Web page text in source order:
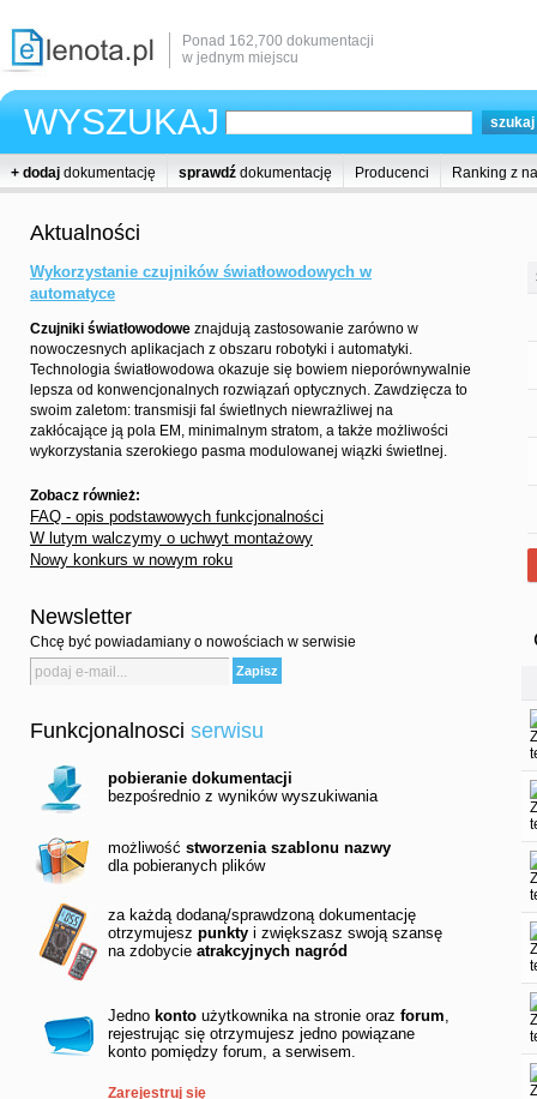
Ponad 162,700 dokumentacji
w jednym miejscu
WYSZUKAJ
+ dodaj dokumentację sprawdź dokumentację Producenci Ranking z
Aktualności
Wykorzystanie czujników światłowodowych w
automatyce
Czujniki światłowodowe znajdują zastosowanie zarówno w
nowoczesnych aplikacjach z obszaru robotyki i automatyki.
Technologia światłowodowa okazuje się bowiem nieporównywalnie
lepsza od konwencjonalnych rozwiązań optycznych. Zawdzięcza to
swoim zaletom: transmisji fal świetlnych niewrażliwej na
zakłócające ją pola EM, minimalnym stratom, a także możliwości
wykorzystania szerokiego pasma modulowanej wiązki świetlnej.
Zobacz również:
FAQ - opis podstawowych funkcjonalności
W lutym walczymy o uchwyt montażowy
Nowy konkurs w nowym roku
Newsletter
Chcę być powiadamiany o nowościach w serwisie
Funkcjonalnosci serwisu
pobieranie dokumentacji
bezpośrednio z wyników wyszukiwania
możliwość stworzenia szablonu nazwy
dla pobieranych plików
za każdą dodaną/sprawdzoną dokumentację
otrzymujesz punkty i zwiększasz swoją szansę
na zdobycie atrakcyjnych nagród
Jedno konto użytkownika na stronie oraz forum,
rejestrując się otrzymujesz jedno powiązane
konto pomiędzy forum, a serwisem.
Zarejestruj się